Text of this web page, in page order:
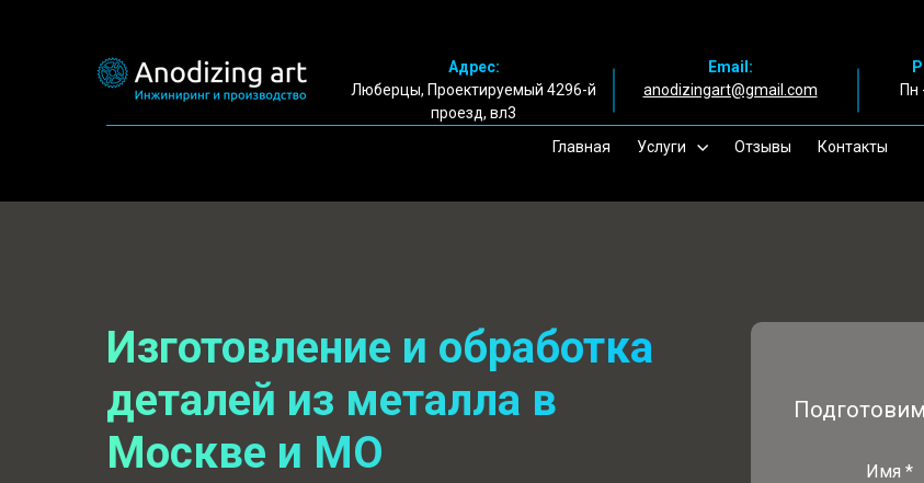
Адрес:
Люберцы, Проектируемый 4296-й
проезд, вл3
Email:
anodizingart@gmail.com
Пн
Главная Услуги Отзывы Контакты
Изготовление и обработка
деталей из металла в
Москве и МО
Имя *